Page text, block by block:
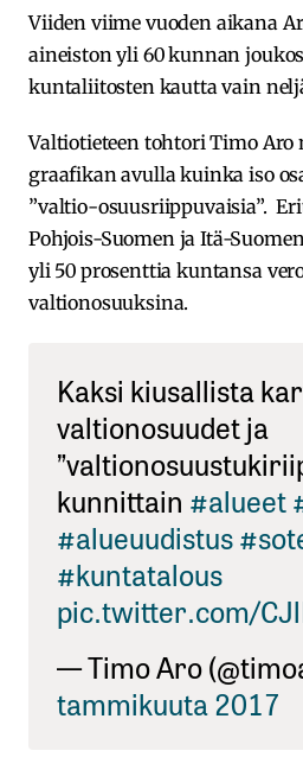
Viiden viime vuoden aikana
aineiston yli 60 kunnan
kuntaliitosten kautta vain
Valtiotieteen tohtori Timo Aro
graafikan avulla kuinka iso
”valtio-osuusriippuvaisia”.
Pohjois-Suomen ja Itä-
yli 50 prosenttia kuntansa
valtionosuuksina.
Kaksi kiusallista
valtionosuudet ja
kunnittain #alueet
#alueuudistus
#kuntatalous
pic.twitter.com/
— Timo Aro
tammikuuta 2017